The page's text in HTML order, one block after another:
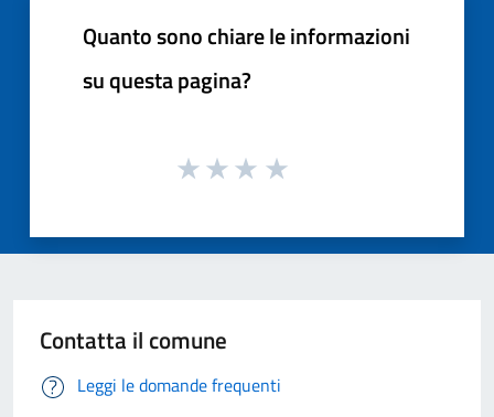
Quanto sono chiare le informazioni
su questa pagina?
Contatta il comune
Leggi le domande frequenti